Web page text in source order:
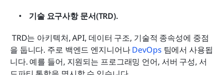
기술 요구사항 문서(TRD).
을 둡니다. 주로 백엔드 엔지니어나 DevOps 팀에서 사용됩
니다. 예를 들어, 지원되는 프로그래밍 언어, 서버 구성, 서